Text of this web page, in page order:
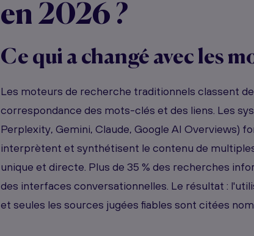
en 2026 ?
Ce qui a changé avec les
Les moteurs de recherche traditionnels classent
correspondance des mots-clés et des liens. Les
Perplexity, Gemini, Claude, Google AI Overviews)
interprètent et synthétisent le contenu de
unique et directe. Plus de 35 % des recherches
des interfaces conversationnelles. Le résultat :
et seules les sources jugées fiables sont citées